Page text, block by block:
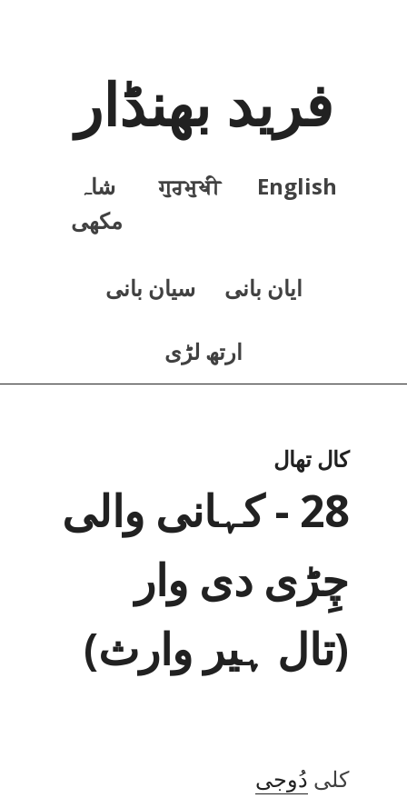
فرید بھنڈار
English
ਗੁਰਮੁਖੀ
شاہ
مکھی
ايان بانی سيان بانی
ارتھ لڑی
کال تھال
28 - کہانی والی
چِڑی دی وار
(تال ہیر وارث)
کلی دُوجی